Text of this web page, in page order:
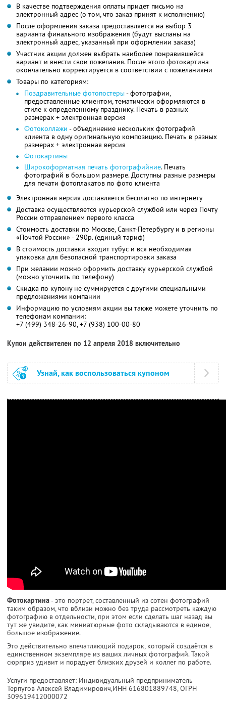
В качестве подтверждения оплаты придет письмо на
электронный адрес (о том, что заказ принят к исполнению)
После оформления заказа предоставляется на выбор 3
варианта финального изображения (будут высланы на
электронный адрес, указанный при оформлении заказа)
Участник акции должен выбрать наиболее понравившейся
вариант и внести свои пожелания. После этого фотокартина
окончательно корректируется в соответствии с пожеланиями
Товары по категориям:
Поздравительные фотопостеры- фотографии,
предоставленные клиентом, тематически оформляются в
стиле к определенному празднику. Печать в разных
размерах + электронная версия
Фотоколлажи - объединение нескольких фотографий
клиента в одну оригинальную композицию. Печать в разных
размерах + электронная версия
Фотокартины
Широкоформатная печать фотографийние. Печать
фотографий в большом размере. Доступны разные размеры
для печати фотоплакатов по фото клиента
Электронная версия доставляется бесплатно по интернету
Доставка осуществляется курьерской службой или через Почту
России отправлением первого класса
Стоимость доставки по Москве, Санкт-Петербургу и в регионы
«Почтой России» - 290р. (единый тариф)
В стоимость доставки входит тубус и вся необходимая
упаковка для безопасной транспортировки заказа
При желании можно оформить доставку курьерской службой
(можно уточнить по телефону)
Скидка по купону не суммируется с другими специальными
предложениями компании
Информацию по условиям акции вы также можете уточнить по
телефонам компании:
+7 (499) 348-26-90, +7 (938) 100-00-80
Купон действителен по 12 апреля 2018 включительно
Узнай, как воспользоваться купоном
Фотокартина- это портрет, составленный из сотен фотографий
таким образом, что вблизи можно без труда рассмотреть каждую
фотографию в отдельности, при этом если сделать шаг назад вы
тут же увидите, как миниатюрные фото складываются в единое,
большое изображение.
Это действительно впечатляющий подарок, который создаётся в
единственном экземпляре из ваших личных фотографий. Такой
сюрприз удивит и порадует близких друзей и коллег по работе.
Услуги предоставляет: Индивидуальный предприниматель
Терпугов Алексей Владимирович,ИНН 616801889748, ОГРН
309619412000072